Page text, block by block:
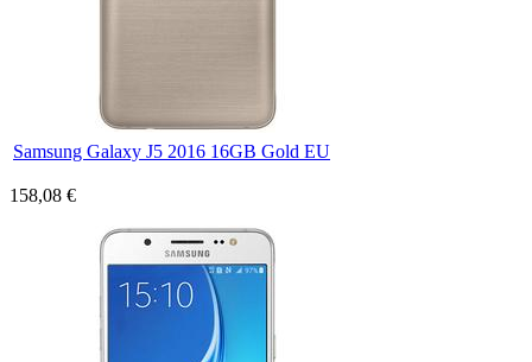
Samsung Galaxy J5 2016 16GB Gold EU
158,08 €